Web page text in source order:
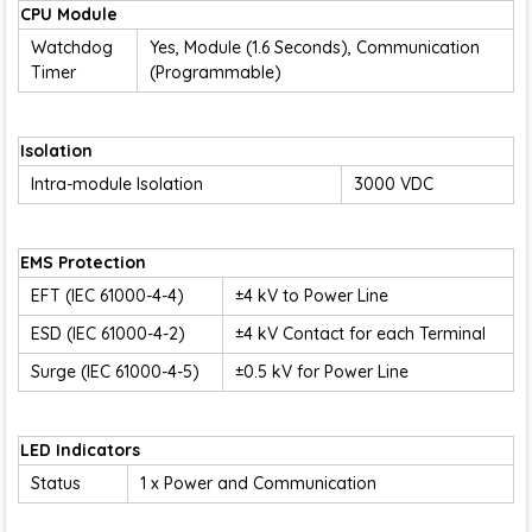
CPU Module
Watchdog
Timer
Yes, Module (1.6 Seconds), Communication
(Programmable)
Isolation
Intra-module Isolation
3000 VDC
EMS Protection
EFT (IEC 61000-4-4)
±4 kV to Power Line
ESD (IEC 61000-4-2)
±4 kV Contact for each Terminal
Surge (IEC 61000-4-5)
±0.5 kV for Power Line
LED Indicators
Status
1 x Power and Communication